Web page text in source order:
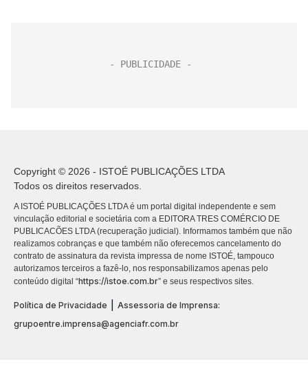
Copyright © 2026 - ISTOÉ PUBLICAÇÕES LTDA
Todos os direitos reservados.
A ISTOÉ PUBLICAÇÕES LTDA é um portal digital independente e sem
vinculação editorial e societária com a EDITORA TRES COMÉRCIO DE
PUBLICACÕES LTDA (recuperação judicial). Informamos também que não
realizamos cobranças e que também não oferecemos cancelamento do
contrato de assinatura da revista impressa de nome ISTOÉ, tampouco
autorizamos terceiros a fazê-lo, nos responsabilizamos apenas pelo
conteúdo digital “https://istoe.com.br” e seus respectivos sites.
Política de Privacidade
Assessoria de Imprensa:
grupoentre.imprensa@agenciafr.com.br